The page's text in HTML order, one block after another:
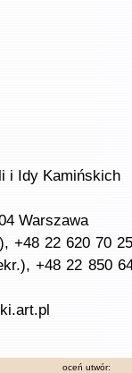
i Idy Kamińskich
Warszawa
+48 22 620 70
+48 22 850
oceń utwór: